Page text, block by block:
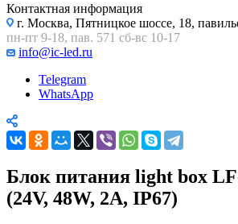
Контактная информация
г. Москва, Пятницкое шоссе, 18,
пн-пт 9-18, пав. 571 сб-вс 10-17
info@ic-led.ru
Telegram
WhatsApp
Блок питания light box
(24V, 48W, 2A, IP67)